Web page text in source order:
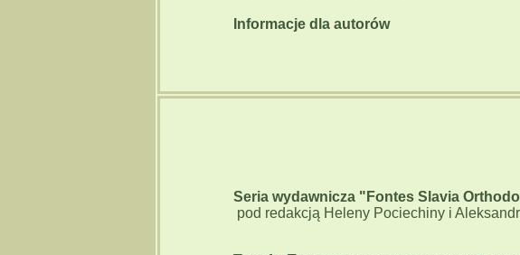
Informacje dla autorów
Seria wydawnicza "Fontes Slavia
pod redakcją Heleny Pociechiny i